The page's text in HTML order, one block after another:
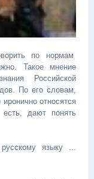
по нормам
Такое мнение
Российской
По его словам,
относятся
есть, дают понять
языку